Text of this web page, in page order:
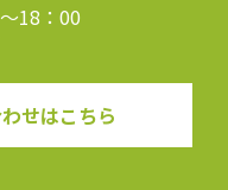
18：00
せはこちら